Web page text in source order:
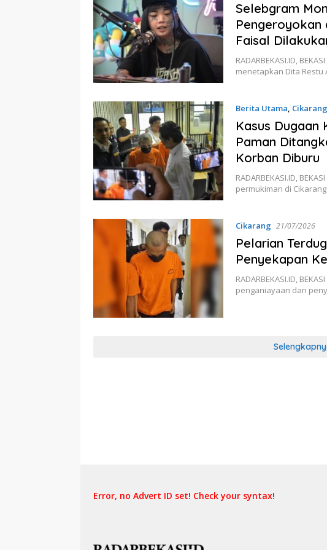
Selebgram
Pengeroyokan
Faisal
RADARBEKASI.ID,
menetapkan Dita Restu
Berita Utama, Cikarang
Kasus Dugaan
Paman
Korban Diburu
RADARBEKASI.ID,
permukiman di
Cikarang 21/07/2026
Pelarian
Penyekapan
RADARBEKASI.ID,
penganiayaan dan
Error, no Advert ID set! Check your syntax!